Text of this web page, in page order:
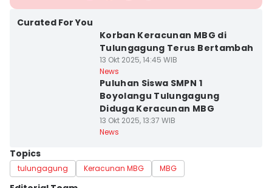
Curated For You
Korban Keracunan MBG di
Tulungagung Terus Bertambah
13 Okt 2025, 14:45 WIB
News
Puluhan Siswa SMPN 1
Boyolangu Tulungagung
Diduga Keracunan MBG
13 Okt 2025, 13:37 WIB
News
Topics
tulungagung Keracunan MBG MBG